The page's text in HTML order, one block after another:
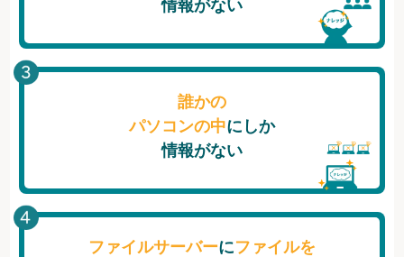
情報がない
誰かの
パソコンの中にしか
情報がない
ファイルサーバーにファイルを